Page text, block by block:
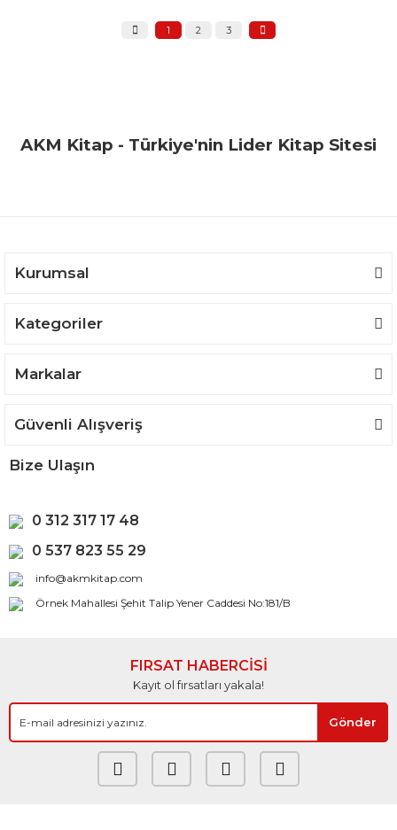
1 2 3
AKM Kitap - Türkiye'nin Lider Kitap Sitesi
Kurumsal
Kategoriler
Markalar
Güvenli Alışveriş
Bize Ulaşın
0 312 317 17 48
0 537 823 55 29
info@akmkitap.com
Örnek Mahallesi Şehit Talip Yener Caddesi No:181/B
FIRSAT HABERCİSİ
Kayıt ol fırsatları yakala!
Gönder